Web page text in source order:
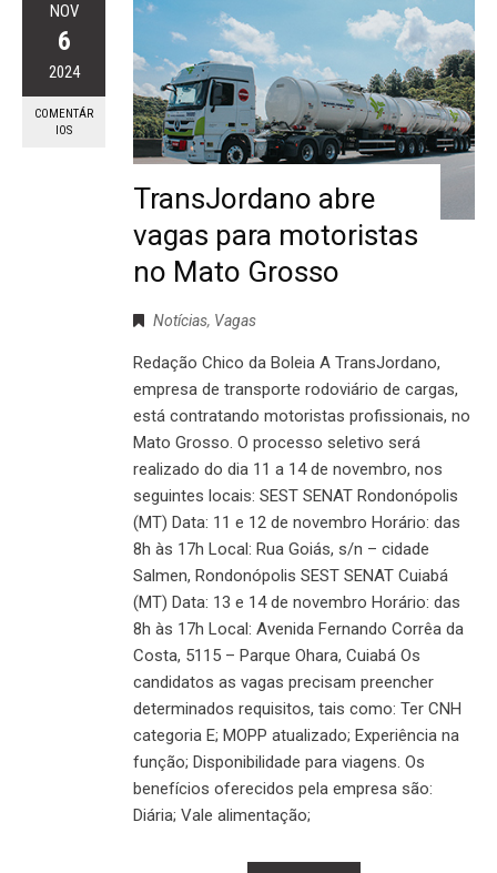
NOV
6
2024
COMENTÁR
IOS
TransJordano abre
vagas para motoristas
no Mato Grosso
Notícias, Vagas
Redação Chico da Boleia A TransJordano,
empresa de transporte rodoviário de cargas,
está contratando motoristas profissionais, no
Mato Grosso. O processo seletivo será
realizado do dia 11 a 14 de novembro, nos
seguintes locais: SEST SENAT Rondonópolis
(MT) Data: 11 e 12 de novembro Horário: das
8h às 17h Local: Rua Goiás, s/n – cidade
Salmen, Rondonópolis SEST SENAT Cuiabá
(MT) Data: 13 e 14 de novembro Horário: das
8h às 17h Local: Avenida Fernando Corrêa da
Costa, 5115 – Parque Ohara, Cuiabá Os
candidatos as vagas precisam preencher
determinados requisitos, tais como: Ter CNH
categoria E; MOPP atualizado; Experiência na
função; Disponibilidade para viagens. Os
benefícios oferecidos pela empresa são:
Diária; Vale alimentação;